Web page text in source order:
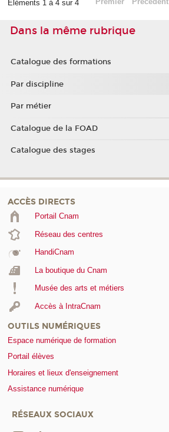
Éléments 1 à 4 sur 4
Dans la même rubrique
Catalogue des formations
Par discipline
Par métier
Catalogue de la FOAD
Catalogue des stages
ACCÈS DIRECTS
Portail Cnam
Réseau des centres
HandiCnam
La boutique du Cnam
Musée des arts et métiers
Accès à IntraCnam
OUTILS NUMÉRIQUES
Espace numérique de formation
Portail élèves
Horaires et lieux d'enseignement
Assistance numérique
RÉSEAUX SOCIAUX